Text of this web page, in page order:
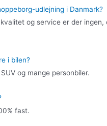
udlejning i Danmark?
og service er der ingen,
i bilen?
og mange personbiler.
fast.